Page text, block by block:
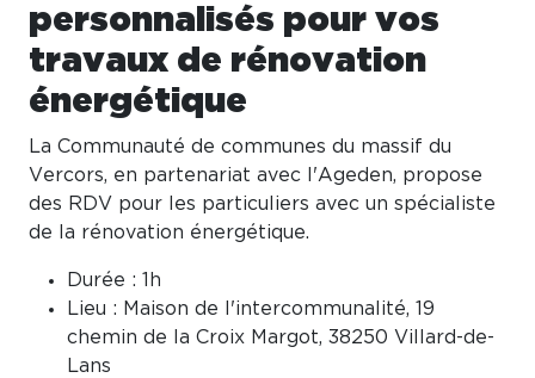
personnalisés pour vos
travaux de rénovation
énergétique
La Communauté de communes du massif du
Vercors, en partenariat avec l'Ageden, propose
des RDV pour les particuliers avec un spécialiste
de la rénovation énergétique.
Durée : 1h
Lieu : Maison de l'intercommunalité, 19
chemin de la Croix Margot, 38250 Villard-de-
Lans